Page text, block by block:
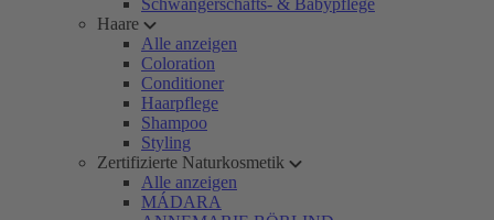
Schwangerschafts- & Babypflege
Haare
Alle anzeigen
Coloration
Conditioner
Haarpflege
Shampoo
Styling
Zertifizierte Naturkosmetik
Alle anzeigen
MÁDARA